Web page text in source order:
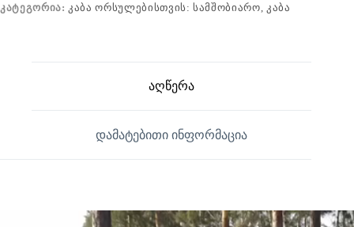
ᲙᲐᲢᲔᲒᲝᲠᲘᲐ: ᲙᲐᲑᲐ ᲝᲠᲡᲣᲚᲔᲑᲘᲡᲗᲕᲘᲡ: ᲡᲐᲛᲨᲝᲑᲘᲐᲠᲝ, ᲙᲐᲑᲐ
აღწერა
დამატებითი ინფორმაცია